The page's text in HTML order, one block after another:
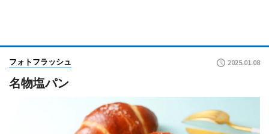
フォトフラッシュ 2025.01.08
名物塩パン